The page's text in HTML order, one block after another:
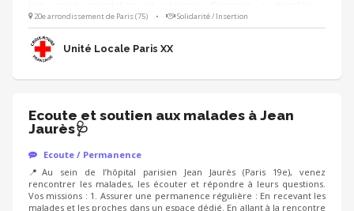
Permanences : au sein de nos locaux, accueil et orientation du public
pour les accompagner dans des besoins divers (comprendre des
documents/ les orienter vers les bonnes institutions/ créer un CV.. ).
20e arrondissement de Paris (75) • Solidarité / Insertion
Unité Locale Paris XX
Ecoute et soutien aux malades à Jean
Jaurès🩺
Ecoute / Permanence
📍Au sein de l’hôpital parisien Jean Jaurès (Paris 19e), venez
rencontrer les malades, les écouter et répondre à leurs questions.
Vos missions : 1. Assurer une permanence régulière : En recevant les
malades et les proches dans un espace dédié. En allant à la rencontre